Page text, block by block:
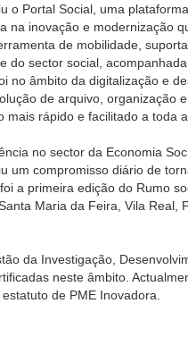
o Portal Social, uma
na inovação e modernização
de mobilidade,
do sector social,
no âmbito da digitalização e
de arquivo, organização
rápido e facilitado a toda
no sector da Economia
um compromisso diário de
a primeira edição do Rumo
Maria da Feira, Vila Real,
da Investigação,
neste âmbito.
de PME Inovadora.